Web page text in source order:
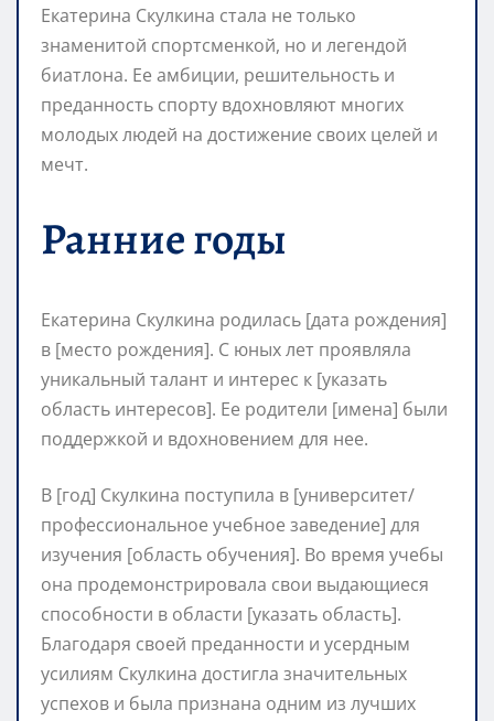
Екатерина Скулкина стала не только
знаменитой спортсменкой, но и легендой
биатлона. Ее амбиции, решительность и
преданность спорту вдохновляют многих
молодых людей на достижение своих целей и
мечт.
Ранние годы
Екатерина Скулкина родилась [дата рождения]
в [место рождения]. С юных лет проявляла
уникальный талант и интерес к [указать
область интересов]. Ее родители [имена] были
поддержкой и вдохновением для нее.
В [год] Скулкина поступила в [университет/
профессиональное учебное заведение] для
изучения [область обучения]. Во время учебы
она продемонстрировала свои выдающиеся
способности в области [указать область].
Благодаря своей преданности и усердным
усилиям Скулкина достигла значительных
успехов и была признана одним из лучших